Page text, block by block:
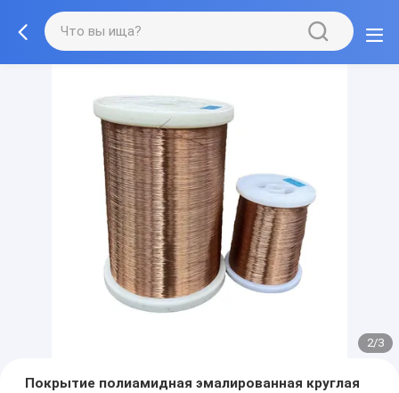
2/3
Покрытие полиамидная эмалированная круглая